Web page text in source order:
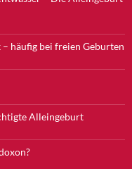
häufig bei freien Geburten
Alleingeburt